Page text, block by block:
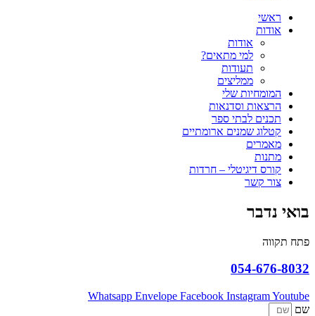
ראשי
אודות
אודות
למי מתאים?
תעודות
ממליצים
המומחיות שלי
הרצאות וסדנאות
תכנים לבתי ספר
קטלוג שמנים ארומתיים
מאמרים
מתנות
קורס דיגיטלי – חרדות
צור קשר
בואי נדבר
פתח תקווה
054-676-8032
Whatsapp Envelope Facebook InstagramYoutube
שם